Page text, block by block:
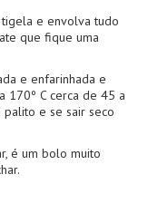
e envolva tudo
que fique uma
e enfarinhada e
170º C cerca de 45 a
e se sair seco
é um bolo muito